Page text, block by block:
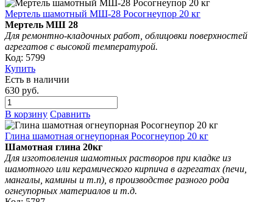
Мертель шамотный МШ-28 Росогнеупор 20 кг
Мертель МШ 28
Для ремонтно-кладочных работ, облицовки поверхностей
агрегатов с высокой температурой.
Код: 5799
Купить
Есть в наличии
630 руб.
В корзину Сравнить
Глина шамотная огнеупорная Росогнеупор 20 кг
Шамотная глина 20кг
Для изготовления шамотных растворов при кладке из
шамотного или керамического кирпича в агрегатах (печи,
мангалы, камины и т.п), в производстве разного рода
огнеупорных материалов и т.д.